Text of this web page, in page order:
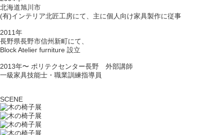
北海道旭川市
(有)インテリア北匠工房にて、主に個人向け家具製作に従事
2011年
長野県長野市信州新町にて、
Block Atelier furniture 設立
2013年〜 ポリテクセンター長野 外部講師
一級家具技能士・職業訓練指導員
SCENE